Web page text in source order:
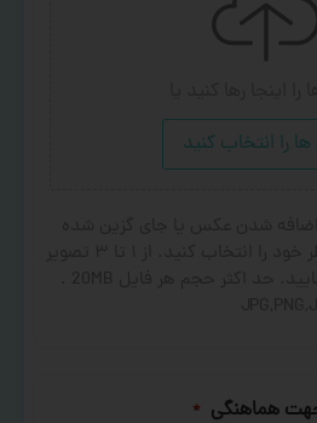
ها را انتخاب کنید
هماهنگی *